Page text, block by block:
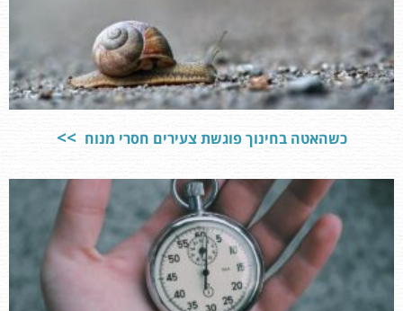
כשהאטה בחינוך פוגשת צעירים חסרי מנוח